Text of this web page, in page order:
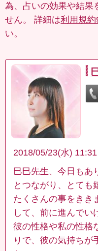
為、占いの効果や結果
せん。 詳細は利用規
い。
2018/05/23(水) 11:31
巳巳先生、今日もあ
とつながり、とても
たくさんの事をきき
して、前に進んでい
彼の性格や私の性格
りで、彼の気持ちが